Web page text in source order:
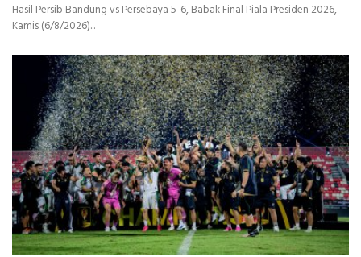
Hasil Persib Bandung vs Persebaya 5-6, Babak Final Piala Presiden 2026,
Kamis (6/8/2026)...